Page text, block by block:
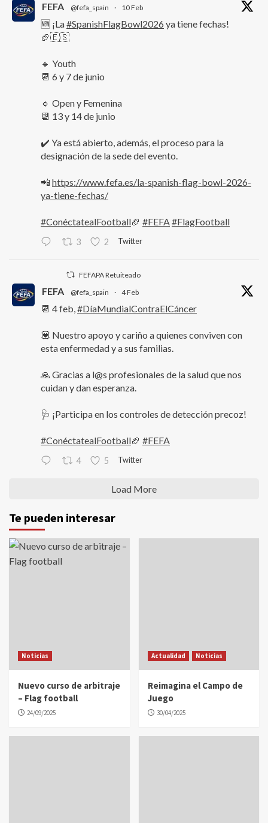
FEFA @fefa_spain · 10 Feb
🆕 ¡La#SpanishFlagBowl2026 ya tiene fechas!
🏈🇪🇸
🔹 Youth
📆 6 y 7 de junio
🔹 Open y Femenina
📆 13 y 14 de junio
✔️ Ya está abierto, además, el proceso para la
designación de la sede del evento.
📲 https://www.fefa.es/la-spanish-flag-bowl-2026-
ya-tiene-fechas/
#ConéctatealFootball🏈 #FEFA#FlagFootball
3 2 Twitter
FEFAPA Retuiteado
FEFA @fefa_spain · 4 Feb
📆 4 feb,#DíaMundialContraElCáncer
💟 Nuestro apoyo y cariño a quienes conviven con
esta enfermedad y a sus familias.
🙏 Gracias a l@s profesionales de la salud que nos
cuidan y dan esperanza.
🩺 ¡Participa en los controles de detección precoz!
#ConéctatealFootball🏈 #FEFA
4 5 Twitter
Load More
Te pueden interesar
Noticias
Nuevo curso de arbitraje
– Flag football
24/09/2025
Actualidad Noticias
Reimagina el Campo de
Juego
30/04/2025